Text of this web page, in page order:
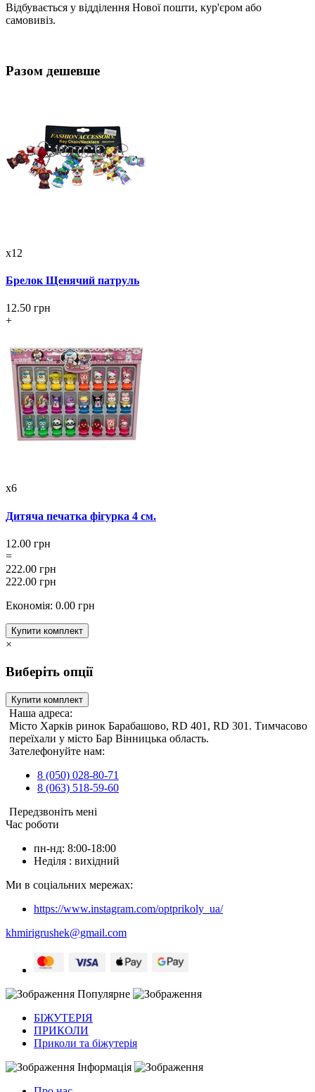
Відбувається у відділення Нової пошти, кур'єром або
самовивіз.
Разом дешевше
x12
Брелок Щенячий патруль
12.50 грн
+
x6
Дитяча печатка фігурка 4 см.
12.00 грн
=
222.00 грн
222.00 грн
Економія: 0.00 грн
Купити комплект
×
Виберіть опції
Купити комплект
Наша адреса:
Місто Харків ринок Барабашово, RD 401, RD 301. Тимчасово
переїхали у місто Бар Вінницька область.
Зателефонуйте нам:
8 (050) 028-80-71
8 (063) 518-59-60
Передзвоніть мені
Час роботи
пн-нд: 8:00-18:00
Неділя : вихідний
Ми в соціальних мережах:
https://www.instagram.com/optprikoly_ua/
khmirigrushek@gmail.com
Популярне
БІЖУТЕРІЯ
ПРИКОЛИ
Приколи та біжутерія
Інформація